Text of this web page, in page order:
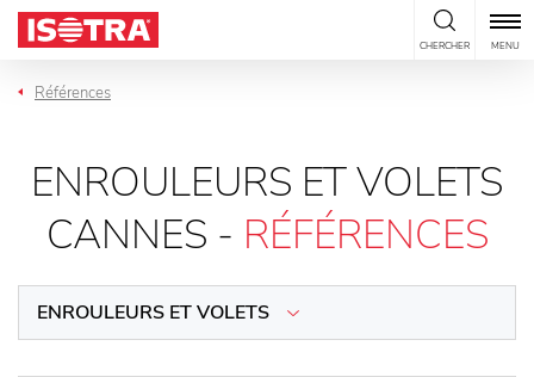
Passer au contenu
CHERCHER MENU
Références
ENROULEURS ET VOLETS
CANNES - RÉFÉRENCES
ENROULEURS ET VOLETS